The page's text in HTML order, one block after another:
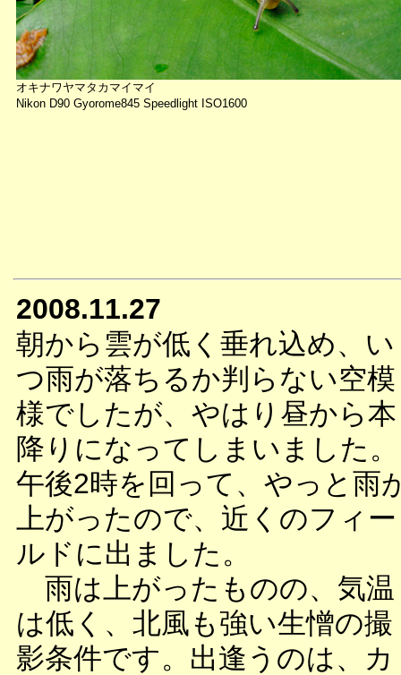
オキナワヤマタカマイマイ
Nikon D90 Gyorome845 Speedlight ISO1600
2008.11.27
朝から雲が低く垂れ込め、い
つ雨が落ちるか判らない空模
様でしたが、やはり昼から本
降りになってしまいました。
午後2時を回って、やっと雨
上がったので、近くのフィー
ルドに出ました。
雨は上がったものの、気温
は低く、北風も強い生憎の撮
影条件です。出逢うのは、カ